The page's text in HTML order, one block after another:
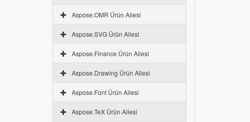
Aspose.OMR Ürün Ailesi
Aspose.SVG Ürün Ailesi
Aspose.Finance Ürün Ailesi
Aspose.Drawing Ürün Ailesi
Aspose.Font Ürün Ailesi
Aspose.TeX Ürün Ailesi